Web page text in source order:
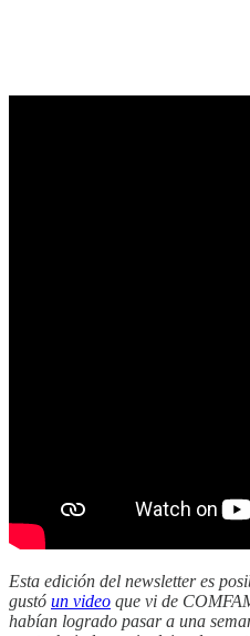
Esta edición del newsletter es
gustó un video que vi de
habían logrado pasar a una